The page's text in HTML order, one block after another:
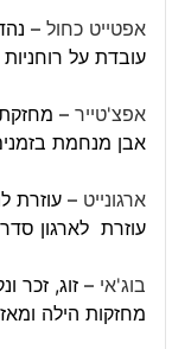
אפטייט כחול–
עובדת על
אפצ'טייר– מחזקת
אבן מנחמת
ארגונייט – עוזרת
עוזרת לארגון סדר
בוג'אי – זוג, זכר
מחזקות הילה